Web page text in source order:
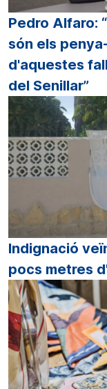
Pedro Alfaro:
són els
d'aquestes
del Senillar”
Indignació
pocs metres